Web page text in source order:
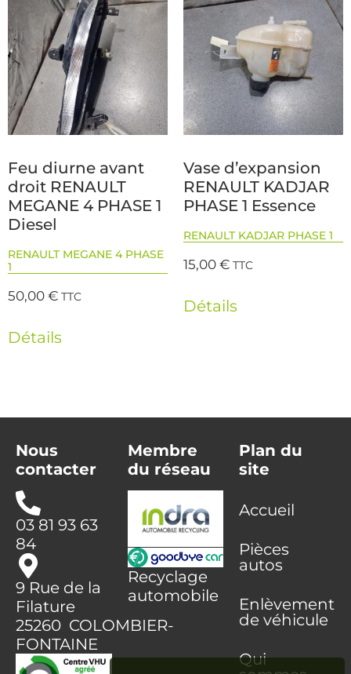
Feu diurne avant
droit RENAULT
MEGANE 4 PHASE 1
Diesel
RENAULT MEGANE 4 PHASE
1
50,00€ TTC
Détails
Vase d’expansion
RENAULT KADJAR
PHASE 1 Essence
RENAULT KADJAR PHASE 1
15,00€ TTC
Détails
Nous
contacter
03 81 93 63
84
9 Rue de la
Filature
25260 COLOMBIER-
FONTAINE
Membre
du réseau
Recyclage
automobile
Plan du
site
Accueil
Pièces
autos
Enlèvement
de véhicule
Qui